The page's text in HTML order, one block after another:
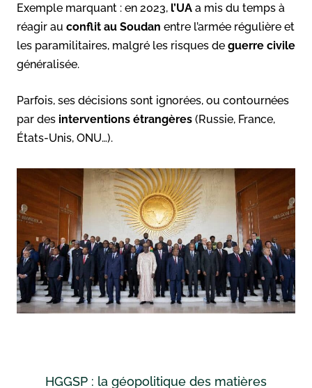
Exemple marquant : en 2023, l’UA a mis du temps à
réagir au conflit au Soudan entre l’armée régulière et
les paramilitaires, malgré les risques de guerre civile
généralisée.
Parfois, ses décisions sont ignorées, ou contournées
par des interventions étrangères (Russie, France,
États-Unis, ONU…).
HGGSP : la géopolitique des matières